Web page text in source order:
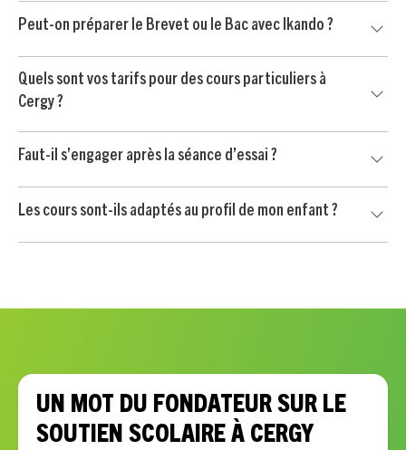
professeur aide votre enfant à mieux comprendre les
consignes, organiser son travail et gagner en autonomie.
Peut-on préparer le Brevet ou le Bac avec Ikando ?
préparation du Brevet, du Bac et des contrôles importants,
avec un travail ciblé sur les méthodes et les matières clés.
Quels sont vos tarifs pour des cours particuliers à
Cergy ?
heure après crédit d’impôt immédiat de 50 %, selon les
conditions applicables.
Faut-il s’engager après la séance d’essai ?
engagement. Vous continuez uniquement si le professeur
convient à votre enfant et si l’accompagnement vous
Les cours sont-ils adaptés au profil de mon enfant ?
UN MOT DU FONDATEUR SUR LE
SOUTIEN SCOLAIRE À CERGY